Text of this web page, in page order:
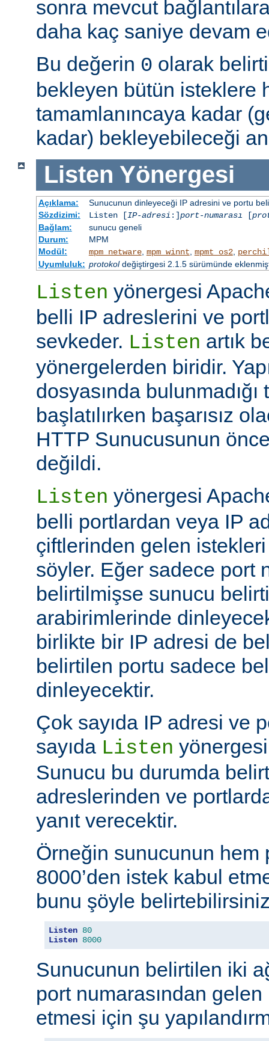
sonra mevcut
daha kaç saniye devam
Bu değerin 0 olarak
bekleyen bütün isteklere
tamamlanıncaya kadar
kadar) bekleyebileceği
Listen Yönergesi
Açıklama:
Sunucunun dinleyeceği IP adresini ve portu
Sözdizimi:
Listen [IP-adresi :]port-numarası [
Bağlam:
sunucu geneli
Durum:
MPM
Modül:
mpm_netware, mpm_winnt mpmt_os2,
Uyumluluk: protokoldeğiştirgesi 2.1.5 sürümünde
Listen yönergesi
belli IP adreslerini ve
sevkeder. Listen artık
yönergelerden biridir.
dosyasında
başlatılırken başarısız
HTTP Sunucusunun
değildi.
Listen yönergesi
belli portlardan veya IP
çiftlerinden gelen
söyler. Eğer sadece port
belirtilmişse sunucu
arabirimlerinde
birlikte bir IP adresi de
belirtilen portu sadece
dinleyecektir.
Çok sayıda IP adresi ve
sayıda Listen
Sunucu bu durumda
adreslerinden ve
yanıt verecektir.
Örneğin sunucunun hem
8000’den istek kabul
bunu şöyle
Listen 80
Listen 8000
Sunucunun belirtilen iki
port numarasından gelen
etmesi için şu